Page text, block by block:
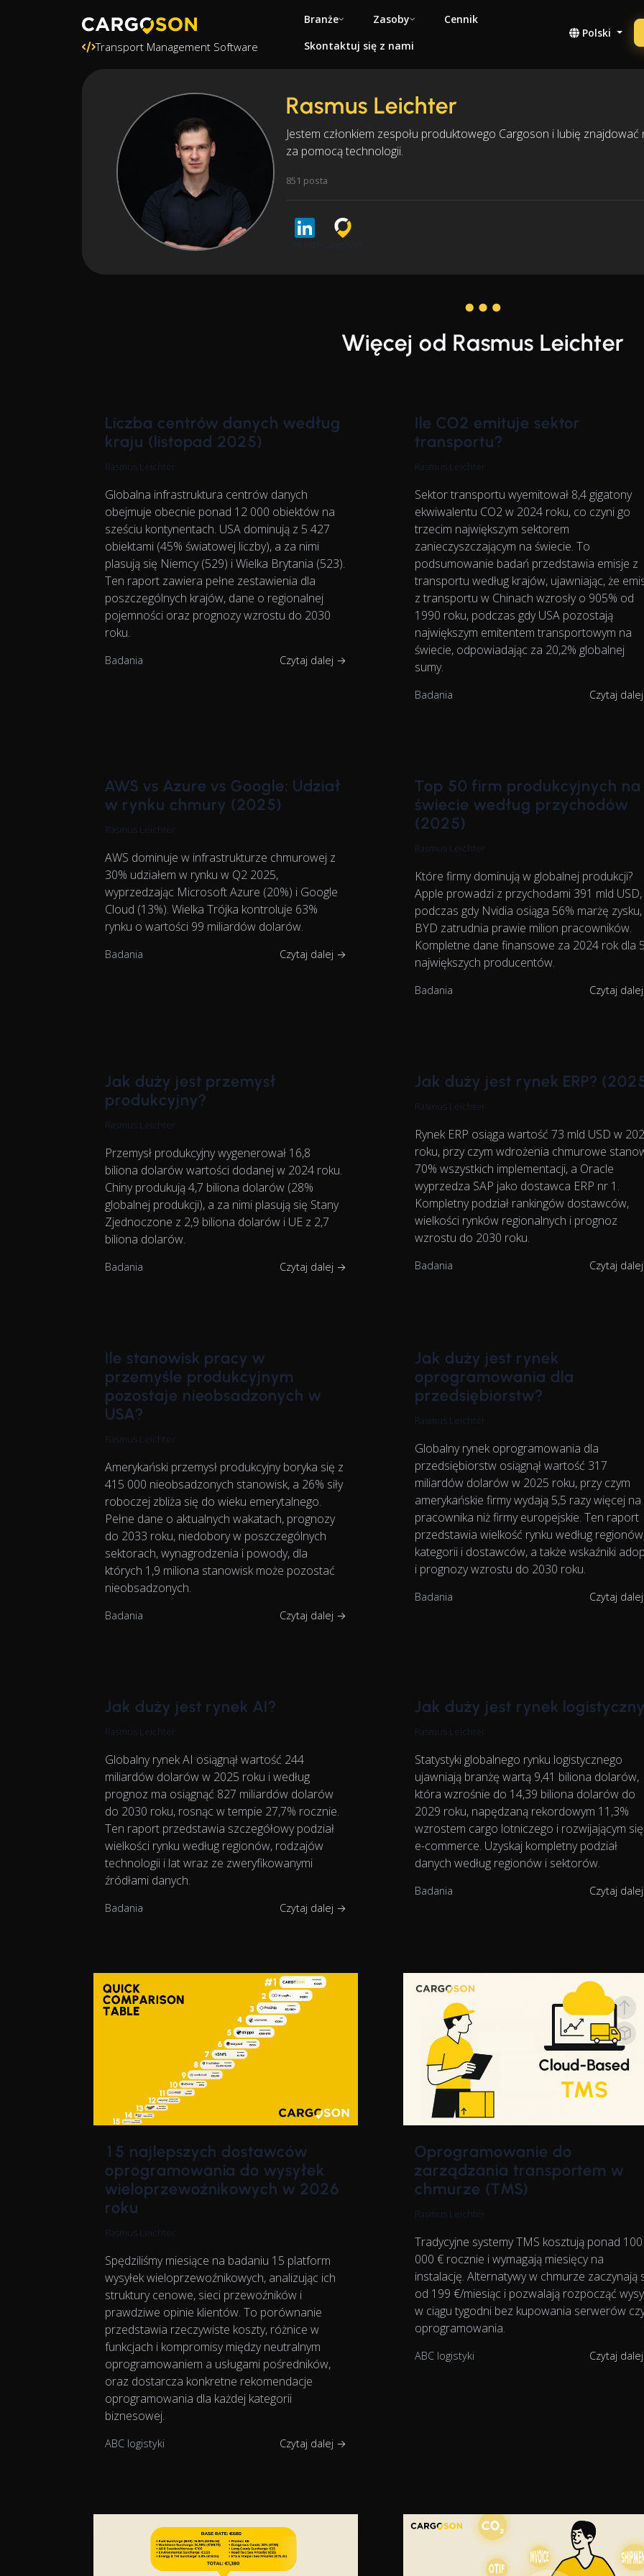
Transport Management Software
Branże Zasoby
Cennik
Skontaktuj się z nami
Polski
Rasmus Leichter
Jestem członkiem zespołu produktowego Cargoson i lubię
za pomocą technologii.
851 posta
Więcej od Rasmus Leichter
Liczba centrów danych według
kraju (listopad 2025)
Rasmus Leichter
Globalna infrastruktura centrów danych
obejmuje obecnie ponad 12 000 obiektów na
sześciu kontynentach. USA dominują z 5 427
obiektami (45% światowej liczby), a za nimi
plasują się Niemcy (529) i Wielka Brytania (523).
Ten raport zawiera pełne zestawienia dla
poszczególnych krajów, dane o regionalnej
pojemności oraz prognozy wzrostu do 2030
roku.
Badania Czytaj dalej →
Ile CO2 emituje sektor
transportu?
Rasmus Leichter
Sektor transportu wyemitował 8,4 gigatony
ekwiwalentu CO2 w 2024 roku, co czyni go
trzecim największym sektorem
zanieczyszczającym na świecie. To
podsumowanie badań przedstawia emisje z
transportu według krajów, ujawniając, że
z transportu w Chinach wzrosły o 905% od
1990 roku, podczas gdy USA pozostają
największym emitentem transportowym na
świecie, odpowiadając za 20,2% globalnej
sumy.
Badania Czytaj
AWS vs Azure vs Google: Udział
w rynku chmury (2025)
Rasmus Leichter
AWS dominuje w infrastrukturze chmurowej z
30% udziałem w rynku w Q2 2025,
wyprzedzając Microsoft Azure (20%) i Google
Cloud (13%). Wielka Trójka kontroluje 63%
rynku o wartości 99 miliardów dolarów.
Badania Czytaj dalej →
Top 50 firm produkcyjnych na
świecie według przychodów
(2025)
Rasmus Leichter
Które firmy dominują w globalnej produkcji?
Apple prowadzi z przychodami 391 mld USD,
podczas gdy Nvidia osiąga 56% marżę zysku,
BYD zatrudnia prawie milion pracowników.
Kompletne dane finansowe za 2024 rok dla
największych producentów.
Badania Czytaj
Jak duży jest przemysł
produkcyjny?
Rasmus Leichter
Przemysł produkcyjny wygenerował 16,8
biliona dolarów wartości dodanej w 2024 roku.
Chiny produkują 4,7 biliona dolarów (28%
globalnej produkcji), a za nimi plasują się Stany
Zjednoczone z 2,9 biliona dolarów i UE z 2,7
biliona dolarów.
Badania Czytaj dalej →
Jak duży jest rynek ERP?
Rasmus Leichter
Rynek ERP osiąga wartość 73 mld USD w
roku, przy czym wdrożenia chmurowe
70% wszystkich implementacji, a Oracle
wyprzedza SAP jako dostawca ERP nr 1.
Kompletny podział rankingów dostawców,
wielkości rynków regionalnych i prognoz
wzrostu do 2030 roku.
Badania Czytaj
Ile stanowisk pracy w
przemyśle produkcyjnym
pozostaje nieobsadzonych w
USA?
Rasmus Leichter
Amerykański przemysł produkcyjny boryka się z
415 000 nieobsadzonych stanowisk, a 26% siły
roboczej zbliża się do wieku emerytalnego.
Pełne dane o aktualnych wakatach, prognozy
do 2033 roku, niedobory w poszczególnych
sektorach, wynagrodzenia i powody, dla
których 1,9 miliona stanowisk może pozostać
nieobsadzonych.
Badania Czytaj dalej →
Jak duży jest rynek
oprogramowania dla
przedsiębiorstw?
Rasmus Leichter
Globalny rynek oprogramowania dla
przedsiębiorstw osiągnął wartość 317
miliardów dolarów w 2025 roku, przy czym
amerykańskie firmy wydają 5,5 razy więcej na
pracownika niż firmy europejskie. Ten raport
przedstawia wielkość rynku według
kategorii i dostawców, a także wskaźniki
i prognozy wzrostu do 2030 roku.
Badania Czytaj
Jak duży jest rynek AI?
Rasmus Leichter
Globalny rynek AI osiągnął wartość 244
miliardów dolarów w 2025 roku i według
prognoz ma osiągnąć 827 miliardów dolarów
do 2030 roku, rosnąc w tempie 27,7% rocznie.
Ten raport przedstawia szczegółowy podział
wielkości rynku według regionów, rodzajów
technologii i lat wraz ze zweryfikowanymi
źródłami danych.
Badania Czytaj dalej →
Jak duży jest rynek
Rasmus Leichter
Statystyki globalnego rynku logistycznego
ujawniają branżę wartą 9,41 biliona dolarów,
która wzrośnie do 14,39 biliona dolarów do
2029 roku, napędzaną rekordowym 11,3%
wzrostem cargo lotniczego i rozwijającym się
e-commerce. Uzyskaj kompletny podział
danych według regionów i sektorów.
Badania Czytaj
15 najlepszych dostawców
oprogramowania do wysyłek
wieloprzewoźnikowych w 2026
roku
Rasmus Leichter
Spędziliśmy miesiące na badaniu 15 platform
wysyłek wieloprzewoźnikowych, analizując ich
struktury cenowe, sieci przewoźników i
prawdziwe opinie klientów. To porównanie
przedstawia rzeczywiste koszty, różnice w
funkcjach i kompromisy między neutralnym
oprogramowaniem a usługami pośredników,
oraz dostarcza konkretne rekomendacje
oprogramowania dla każdej kategorii
biznesowej.
ABC logistyki Czytaj dalej →
Oprogramowanie do
zarządzania transportem w
chmurze (TMS)
Rasmus Leichter
Tradycyjne systemy TMS kosztują ponad 100
000 € rocznie i wymagają miesięcy na
instalację. Alternatywy w chmurze zaczynają
od 199 €/miesiąc i pozwalają rozpocząć
w ciągu tygodni bez kupowania serwerów
oprogramowania.
ABC logistyki Czytaj